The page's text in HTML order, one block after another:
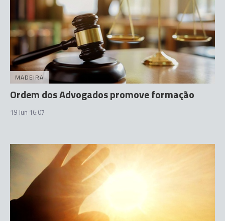
MADEIRA
Ordem dos Advogados promove formação
19 Jun 16:07